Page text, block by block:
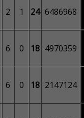
2 1 24 6486968
6 0 18 4970359
6 0 18 2147124